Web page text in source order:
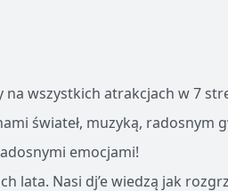
wszystkich atrakcjach w 7
świateł, muzyką,
emocjami!
lata. Nasi dj’e wiedzą jak